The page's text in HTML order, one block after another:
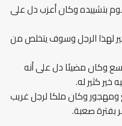
بتشييده وكان أعزب دل على
لهذا الرجل وسوف يتخلص من
وكان مضيئا دل على أنه
كثير له.
ومهجور وكان ملكا لرجل غريب
صعبة.